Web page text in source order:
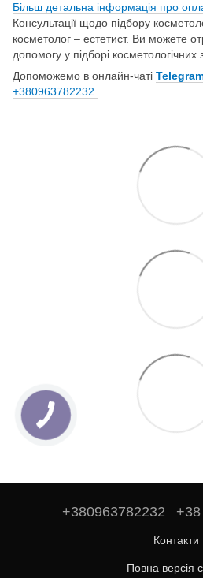
Більш детальна інформація про о
Консультації щодо підбору
косметолог – естетист. Ви можете
допомогу у підборі косметологічних
Допоможемо в онлайн-чаті
+380963782232.
+380963782232
Контакти
Повна версія